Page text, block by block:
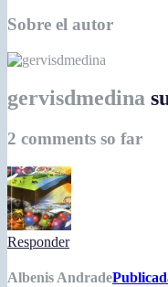
Sobre el autor
gervisdmedina
2 comments so far
Responder
Albenis Andrade